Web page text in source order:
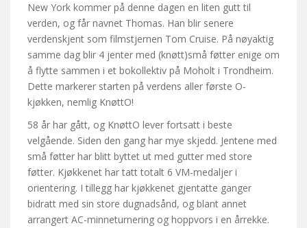
New York kommer på denne dagen en liten gutt til
verden, og får navnet Thomas. Han blir senere
verdenskjent som filmstjernen Tom Cruise. På nøyaktig
samme dag blir 4 jenter med (knøtt)små føtter enige om
å flytte sammen i et bokollektiv på Moholt i Trondheim.
Dette markerer starten på verdens aller første O-
kjøkken, nemlig KnøttO!
58 år har gått, og KnøttO lever fortsatt i beste
velgående. Siden den gang har mye skjedd. Jentene med
små føtter har blitt byttet ut med gutter med store
føtter. Kjøkkenet har tatt totalt 6 VM-medaljer i
orientering. I tillegg har kjøkkenet gjentatte ganger
bidratt med sin store dugnadsånd, og blant annet
arrangert AC-minneturnering og hoppvors i en årrekke.